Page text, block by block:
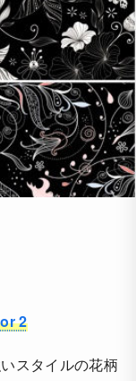
2
スタイルの花柄